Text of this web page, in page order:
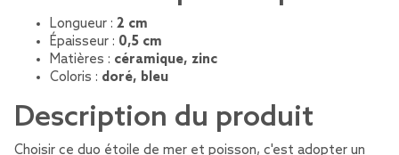
Longueur : 2 cm
Épaisseur : 0,5 cm
Matières : céramique, zinc
Coloris : doré, bleu
Description du produit
Choisir ce duo étoile de mer et poisson, c'est adopter un